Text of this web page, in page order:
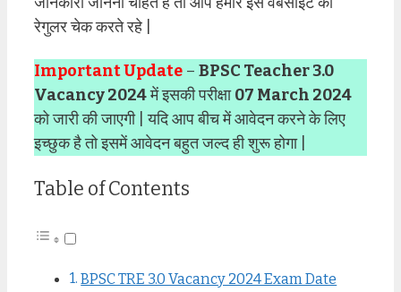
रेगुलर चेक करते रहे |
Important Update – BPSC Teacher 3.0
Vacancy 2024में इसकी परीक्षा07 March 2024
को जारी की जाएगी | यदि आप बीच में आवेदन करने के लिए
इच्छुक है तो इसमें आवेदन बहुत जल्द ही शुरू होगा |
Table of Contents
BPSC TRE 3.0 Vacancy 2024 Exam Date